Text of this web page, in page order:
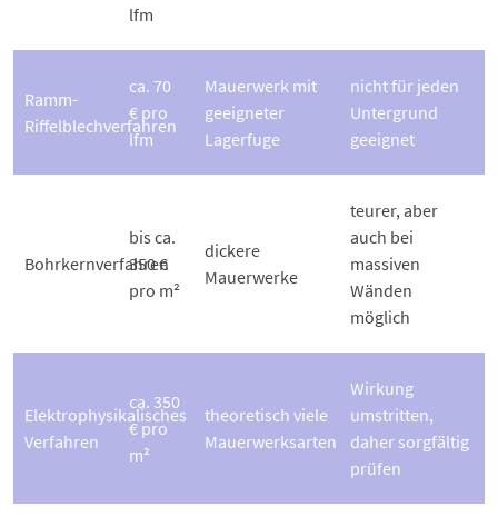
lfm
Ramm-
Riffelblechverfahren
ca. 70
€ pro
lfm
Mauerwerk mit
geeigneter
Lagerfuge
nicht für jeden
Untergrund
geeignet
Bohrkernverfahren
bis ca.
350 €
pro m²
dickere
Mauerwerke
teurer, aber
auch bei
massiven
Wänden
möglich
Elektrophysikalisches
Verfahren
ca. 350
€ pro
m²
theoretisch viele
Mauerwerksarten
Wirkung
umstritten,
daher sorgfältig
prüfen